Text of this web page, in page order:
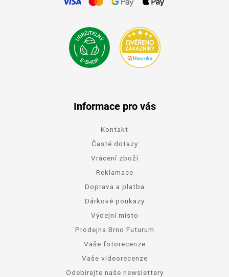
Informace pro vás
Kontakt
Časté dotazy
Vrácení zboží
Reklamace
Doprava a platba
Dárkové poukazy
Výdejní místo
Prodejna Brno Futurum
Vaše fotorecenze
Vaše videorecenze
Odebírejte naše newslettery